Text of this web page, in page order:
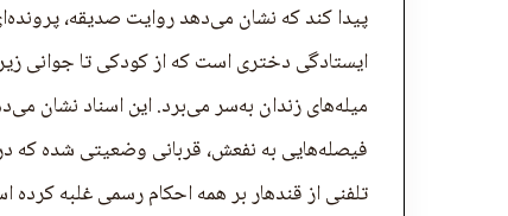
پیدا کند که نشان می‌دهد روایت صدیقه،
ایستادگی دختری است که از کودکی تا جوانی
میله‌های زندان به‌سر می‌برد. این اسناد نشان
فیصله‌هایی به نفعش، قربانی وضعیتی شده که